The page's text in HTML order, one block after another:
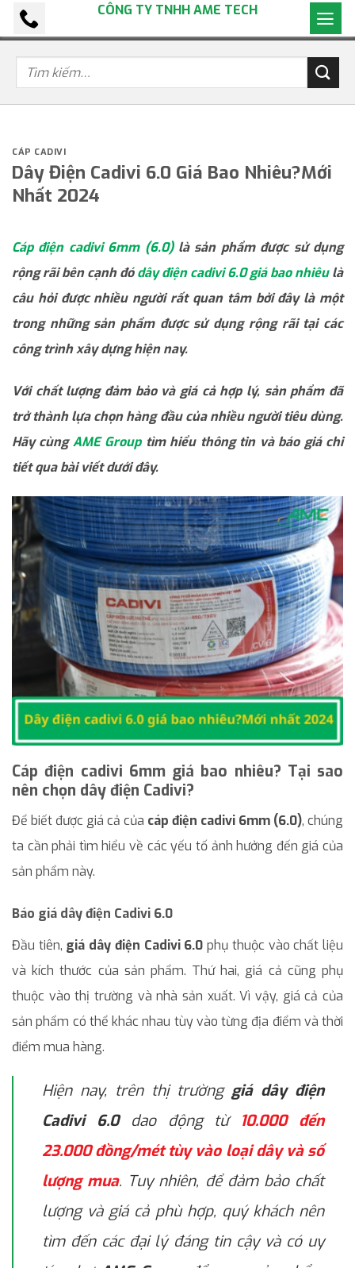
dung
CÔNG TY TNHH AME TECH
CÁP CADIVI
Dây Điện Cadivi 6.0 Giá Bao Nhiêu?Mới
Nhất 2024
Cáp điện cadivi 6mm (6.0)là sản phẩm được sử dụng
rộng rãi bên cạnh đódây điện cadivi 6.0 giá bao nhiêulà
câu hỏi được nhiều người rất quan tâm bởi đây là một
trong những sản phẩm được sử dụng rộng rãi tại các
công trình xây dựng hiện nay.
Với chất lượng đảm bảo và giá cả hợp lý, sản phẩm đã
trở thành lựa chọn hàng đầu của nhiều người tiêu dùng.
Hãy cùngAME Grouptìm hiểu thông tin và báo giá chi
tiết qua bài viết dưới đây.
Cáp điện cadivi 6mm giá bao nhiêu? Tại sao
nên chọn dây điện Cadivi?
Để biết được giá cả của cáp điện cadivi 6mm (6.0), chúng
ta cần phải tìm hiểu về các yếu tố ảnh hưởng đến giá của
sản phẩm này.
Báo giá dây điện Cadivi 6.0
Đầu tiên, giá dây điện Cadivi 6.0 phụ thuộc vào chất liệu
và kích thước của sản phẩm. Thứ hai, giá cả cũng phụ
thuộc vào thị trường và nhà sản xuất. Vì vậy, giá cả của
sản phẩm có thể khác nhau tùy vào từng địa điểm và thời
điểm mua hàng.
Hiện nay, trên thị trường giá dây điện
Cadivi 6.0dao động từ 10.000 đến
23.000 đồng/mét tùy vào loại dây và số
lượng mua. Tuy nhiên, để đảm bảo chất
lượng và giá cả phù hợp, quý khách nên
tìm đến các đại lý đáng tin cậy và có uy